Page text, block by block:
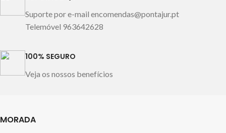
Suporte por e-mail encomendas@pontajur.pt
Telemóvel 963642628
100% SEGURO
Veja os nossos benefícios
MORADA